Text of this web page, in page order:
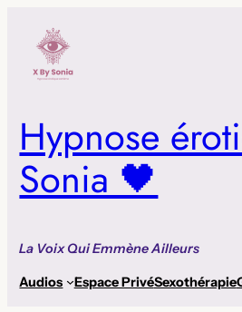
contenu
Hypnose
Sonia 🖤
La Voix Qui Emmène Ailleurs
Audios Espace PrivéSexothérapie